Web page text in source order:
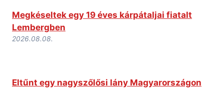
Megkéseltek egy 19 éves kárpátaljai fiatalt
Lembergben
2026.08.08.
Eltűnt egy nagyszőlősi lány Magyarországon